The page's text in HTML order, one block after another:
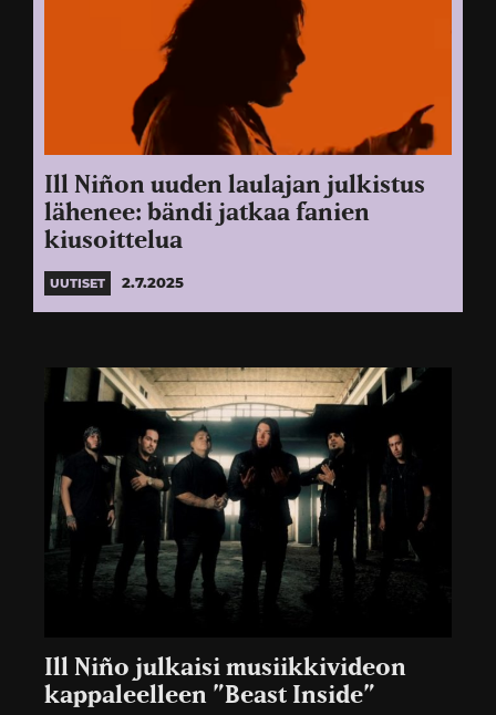
Ill Niñon uuden laulajan julkistus
lähenee: bändi jatkaa fanien
kiusoittelua
UUTISET 2.7.2025
Ill Niño julkaisi musiikkivideon
kappaleelleen ”Beast Inside”